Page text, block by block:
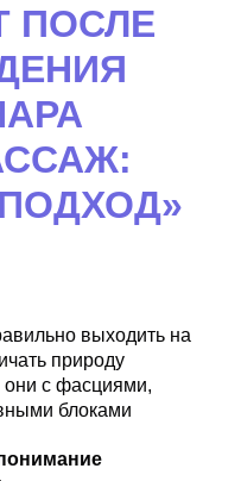
ПОСЛЕ
выходить на
природу
с фасциями,
блоками